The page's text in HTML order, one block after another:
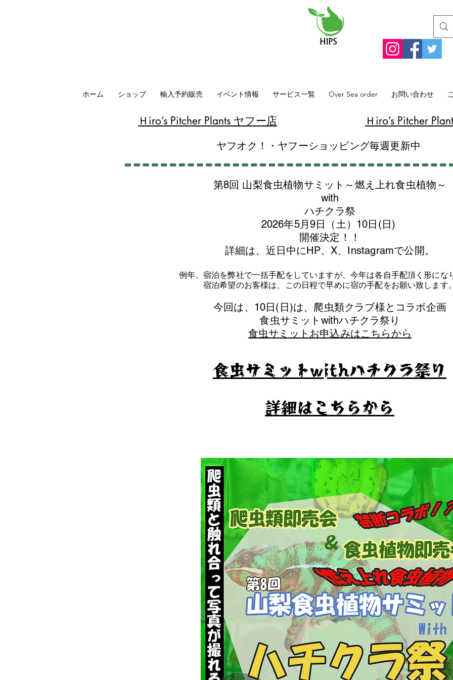
ホーム ショップ 輸入予約販売 イベント情報 サービス一覧 Over Sea order お問い合わせ
​Ｈiro’s Pitcher Plants ヤフー店 Ｈiro’s Pitcher
ヤフオク！・ヤフーショッピング毎週更新中
第8回 山梨食虫植物サミット～燃え上れ食虫植物～
with
​ハチクラ祭
2026年5月9日（土）10日(日)
​開催決定！！
詳細は、近日中にHP、X、Instagramで公開。
例年、宿泊を弊社で一括手配をしていますが、今年は各自手配頂く形にな
​宿泊希望のお客様は、この日程で早めに宿の手配をお願い致します。
​今回は、10日(日)は、爬虫類クラブ様とコラボ企画
​食虫サミットwithハチクラ祭り
食虫サミットお申込みはこちらから
食虫サミットwithハチクラ祭り
​詳細はこちらから